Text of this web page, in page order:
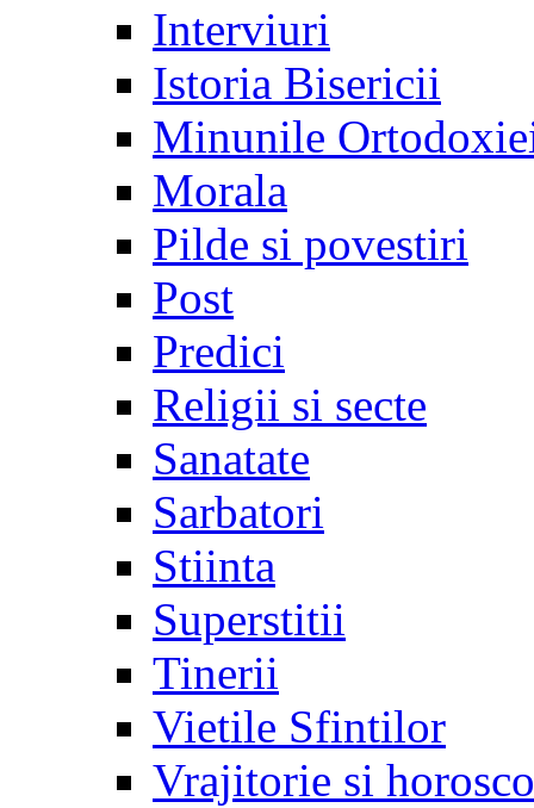
Interviuri
Istoria Bisericii
Minunile
Morala
Pilde si povestiri
Post
Predici
Religii si secte
Sanatate
Sarbatori
Stiinta
Superstitii
Tinerii
Vietile Sfintilor
Vrajitorie si